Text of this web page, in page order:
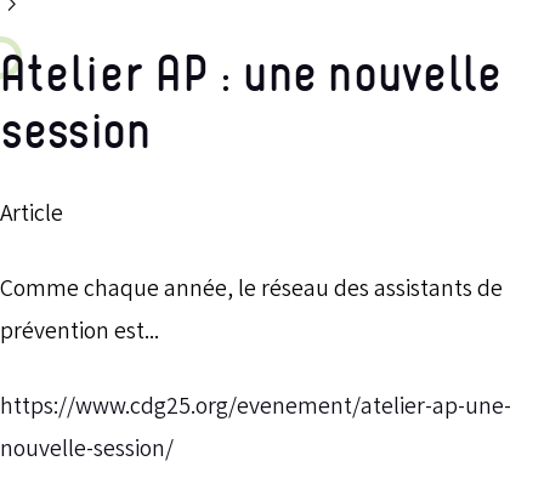
Atelier AP : une nouvelle
session
Article
Comme chaque année, le réseau des assistants de
prévention est...
https://www.cdg25.org/evenement/atelier-ap-une-
nouvelle-session/